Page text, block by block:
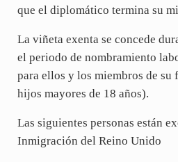
que el diplomático termina su
La viñeta exenta se concede
el periodo de nombramiento
para ellos y los miembros de
hijos mayores de 18 años).
Las siguientes personas están
Inmigración del Reino Unido